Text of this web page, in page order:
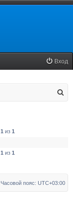
Вход
1 из 1
1 из 1
Часовой пояс: UTC+03:00